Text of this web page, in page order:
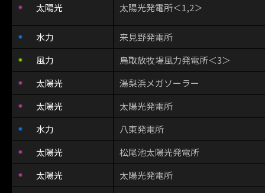
太陽光 太陽光発電所＜1,2＞
水力
来見野発電所
風力
鳥取放牧場風力発電所＜3＞
太陽光
湯梨浜メガソーラー
太陽光
太陽光発電所
水力
八東発電所
太陽光
松尾池太陽光発電所
太陽光
太陽光発電所